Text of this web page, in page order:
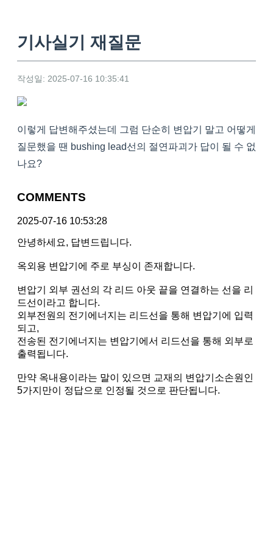
기사실기 재질문
작성일: 2025-07-16 10:35:41
이렇게 답변해주셨는데 그럼 단순히 변압기 말고 어떻게
질문했을 땐 bushing lead선의 절연파괴가 답이 될 수 없
나요?
COMMENTS
2025-07-16 10:53:28
안녕하세요, 답변드립니다.
옥외용 변압기에 주로 부싱이 존재합니다.
변압기 외부 권선의 각 리드 아웃 끝을 연결하는 선을 리
드선이라고 합니다.
외부전원의 전기에너지는 리드선을 통해 변압기에 입력
되고,
전송된 전기에너지는 변압기에서 리드선을 통해 외부로
출력됩니다.
만약 옥내용이라는 말이 있으면 교재의 변압기소손원인
5가지만이 정답으로 인정될 것으로 판단됩니다.